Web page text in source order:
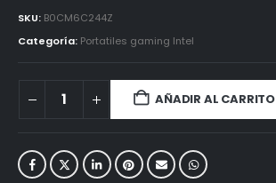
SKU: B0CM6C244Z
Categoría: Portatiles gaming Intel
AÑADIR AL CARRITO